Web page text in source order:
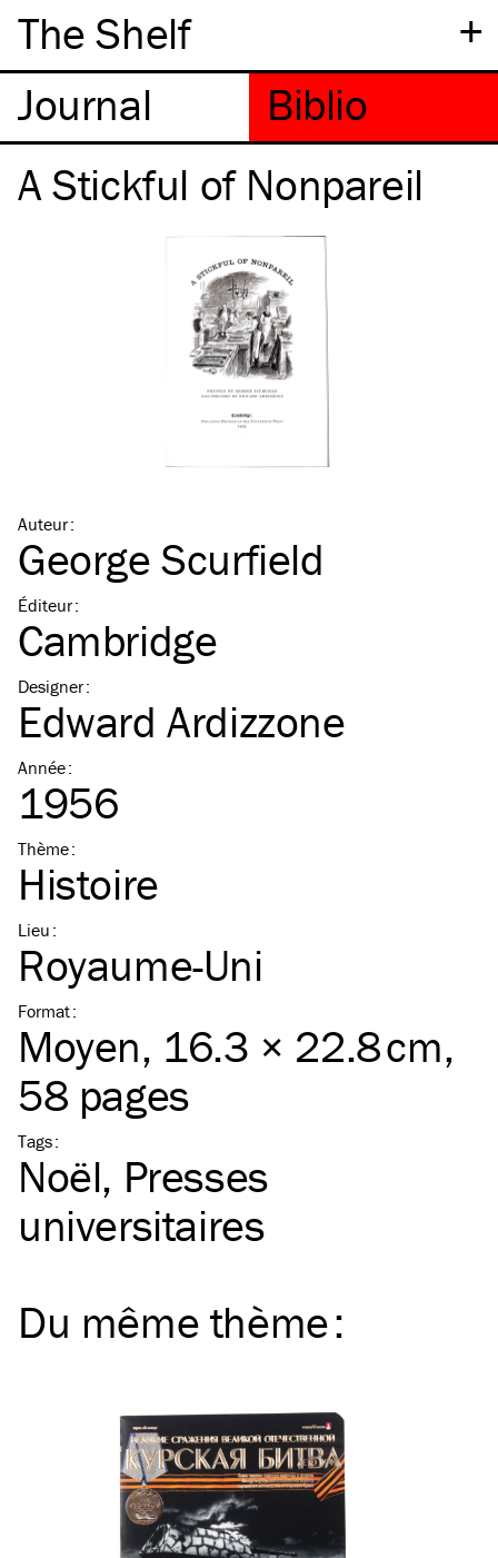
+
The Shelf
A Stickful of Nonpareil
Auteur:
George Scurfield
Éditeur:
Cambridge
Designer:
Edward Ardizzone
Année:
1956
Thème:
Histoire
Lieu :
Royaume-Uni
Format:
Moyen, 16.3 × 22.8 cm,
58 pages
Tags:
Noël Presses
universitaires
Du même thème: